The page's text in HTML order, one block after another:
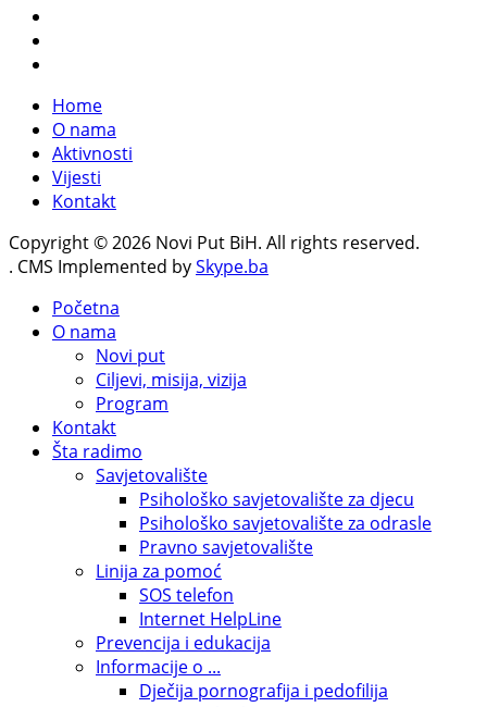
Home
O nama
Aktivnosti
Vijesti
Kontakt
Copyright © 2026 Novi Put BiH. All rights reserved.
. CMS Implemented bySkype.ba
Početna
O nama
Novi put
Ciljevi, misija, vizija
Program
Kontakt
Šta radimo
Savjetovalište
Psihološko savjetovalište za djecu
Psihološko savjetovalište za odrasle
Pravno savjetovalište
Linija za pomoć
SOS telefon
Internet HelpLine
Prevencija i edukacija
Informacije o ...
Dječija pornografija i pedofilija